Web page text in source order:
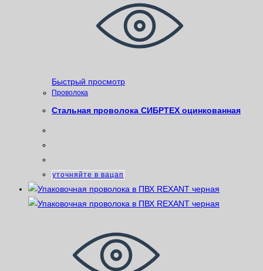
Быстрый просмотр
Проволока
Стальная проволока СИБРТЕХ оцинкованная
уточняйте в вацап